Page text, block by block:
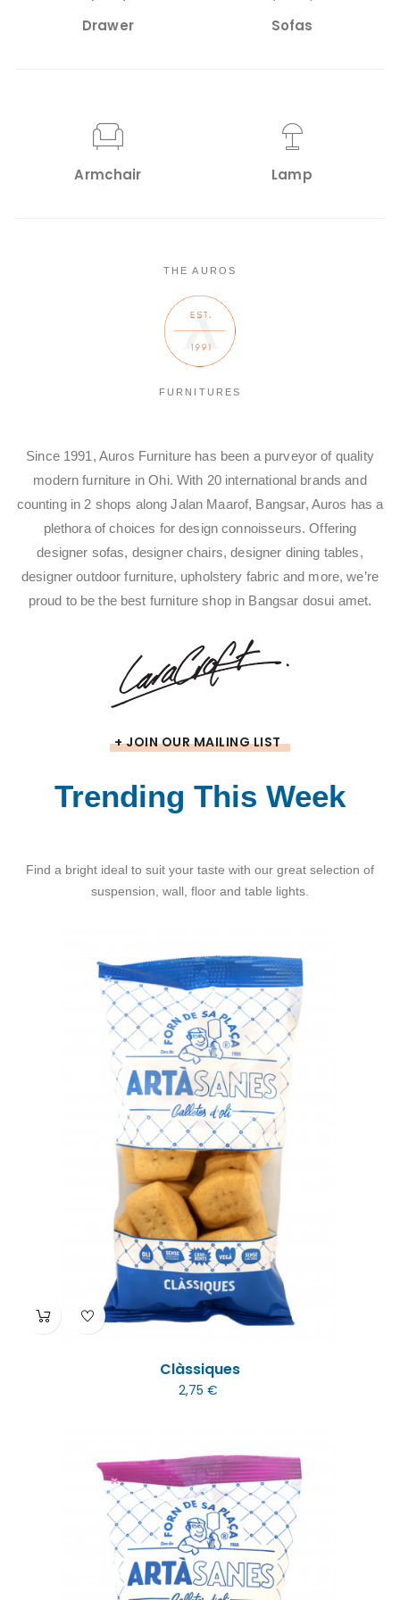
Drawer Sofas
Armchair Lamp
THE AUROS
FURNITURES
Since 1991, Auros Furniture has been a purveyor of quality
modern furniture in Ohi. With 20 international brands and
counting in 2 shops along Jalan Maarof, Bangsar, Auros has a
plethora of choices for design connoisseurs. Offering
designer sofas, designer chairs, designer dining tables,
designer outdoor furniture, upholstery fabric and more, we’re
proud to be the best furniture shop in Bangsar dosui amet.
+ JOIN OUR MAILING LIST
Trending This Week
Find a bright ideal to suit your taste with our great selection of
suspension, wall, floor and table lights.
Clàssiques
2,75 €